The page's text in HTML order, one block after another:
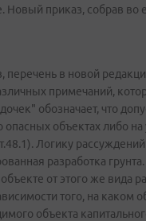
Новый приказ, собрав
в новой
примечаний,
обозначает, что
объектах либо
Логику
разработка
от этого же вида
того, на каком
объекта